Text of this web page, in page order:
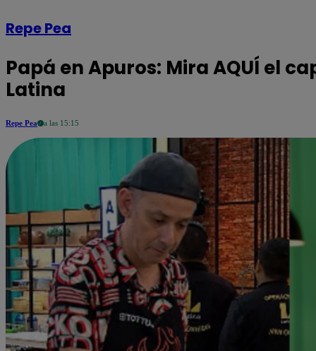
Repe Pea
Papá en Apuros: Mira AQUÍ el
Latina
Repe Pea a las 15:15